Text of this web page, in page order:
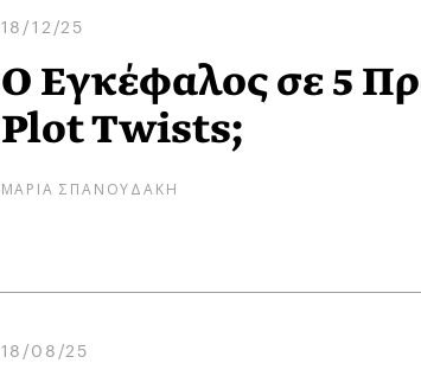
18/12/25
Ο Εγκέφαλος σε 5
Plot Twists;
ΜΑΡΙΑ ΣΠΑΝΟΥΔΑΚΗ
18/08/25